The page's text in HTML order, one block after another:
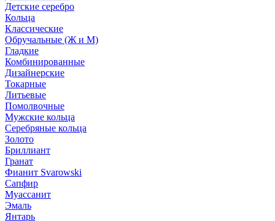
Детские серебро
Кольца
Классические
Обручальные (Ж и М)
Гладкие
Комбинированные
Дизайнерские
Токарные
Литьевые
Помолвочные
Мужские кольца
Серебряные кольца
Золото
Бриллиант
Гранат
Фианит Svarowski
Сапфир
Муассанит
Эмаль
Янтарь